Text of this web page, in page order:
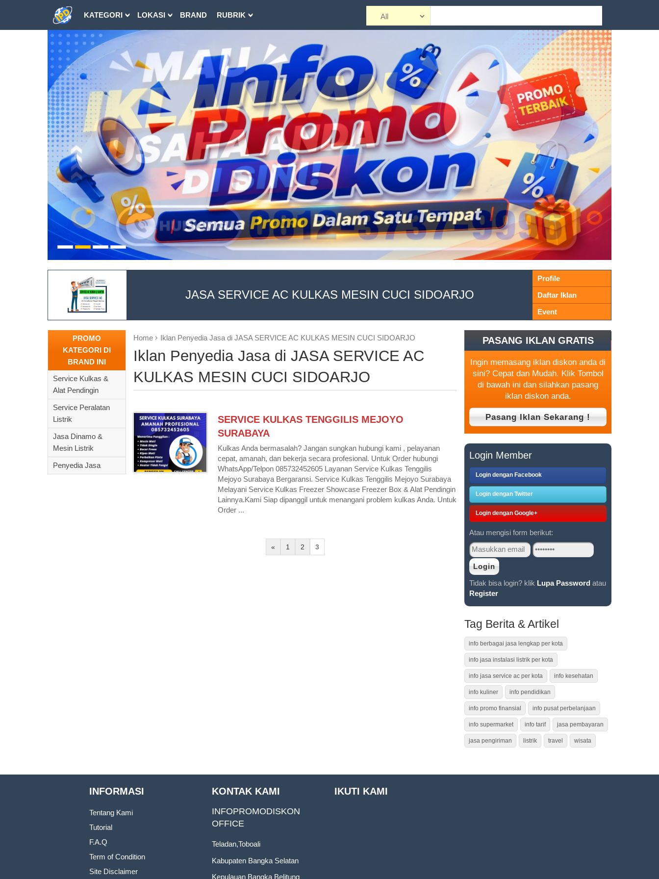
KATEGORI LOKASI BRAND RUBRIK
DOWNLOAD
JASA SERVICE AC KULKAS MESIN CUCI SIDOARJO
Profile
Daftar Iklan
Event
PROMO
KATEGORI DI
BRAND INI
Service Kulkas &
Alat Pendingin
Service Peralatan
Listrik
Jasa Dinamo &
Mesin Listrik
Penyedia Jasa
Home Iklan Penyedia Jasa di JASA SERVICE AC KULKAS MESIN CUCI SIDOARJO
Iklan Penyedia Jasa di JASA SERVICE AC
KULKAS MESIN CUCI SIDOARJO
SERVICE KULKAS TENGGILIS MEJOYO
SURABAYA
Kulkas Anda bermasalah? Jangan sungkan hubungi kami , pelayanan
cepat, amanah, dan bekerja secara profesional. Untuk Order hubungi
WhatsApp/Telpon 085732452605 Layanan Service Kulkas Tenggilis
Mejoyo Surabaya Bergaransi. Service Kulkas Tenggilis Mejoyo Surabaya
Melayani Service Kulkas Freezer Showcase Freezer Box & Alat Pendingin
Lainnya.Kami Siap dipanggil untuk menangani problem kulkas Anda. Untuk
Order ...
« 1 2 3
PASANG IKLAN GRATIS
Ingin memasang iklan diskon anda di
sini? Cepat dan Mudah. Klik Tombol
di bawah ini dan silahkan pasang
iklan diskon anda.
Login Member
Login dengan Facebook
Login dengan Twitter
Login dengan Google+
Atau mengisi form berikut:
Tidak bisa login? klik Lupa Password atau
Register
Tag Berita & Artikel
info berbagai jasa lengkap per kota
info jasa instalasi listrik per kota
info jasa service ac per kota info kesehatan
info kuliner info pendidikan
info promo finansial info pusat perbelanjaan
info supermarket info tarif jasa pembayaran
jasa pengiriman listrik travel wisata
INFORMASI
Tentang Kami
Tutorial
F.A.Q
Term of Condition
Site Disclaimer
KONTAK KAMI
INFOPROMODISKON
OFFICE
Teladan,Toboali
Kabupaten Bangka Selatan
Kepulauan Bangka Belitung
IKUTI KAMI